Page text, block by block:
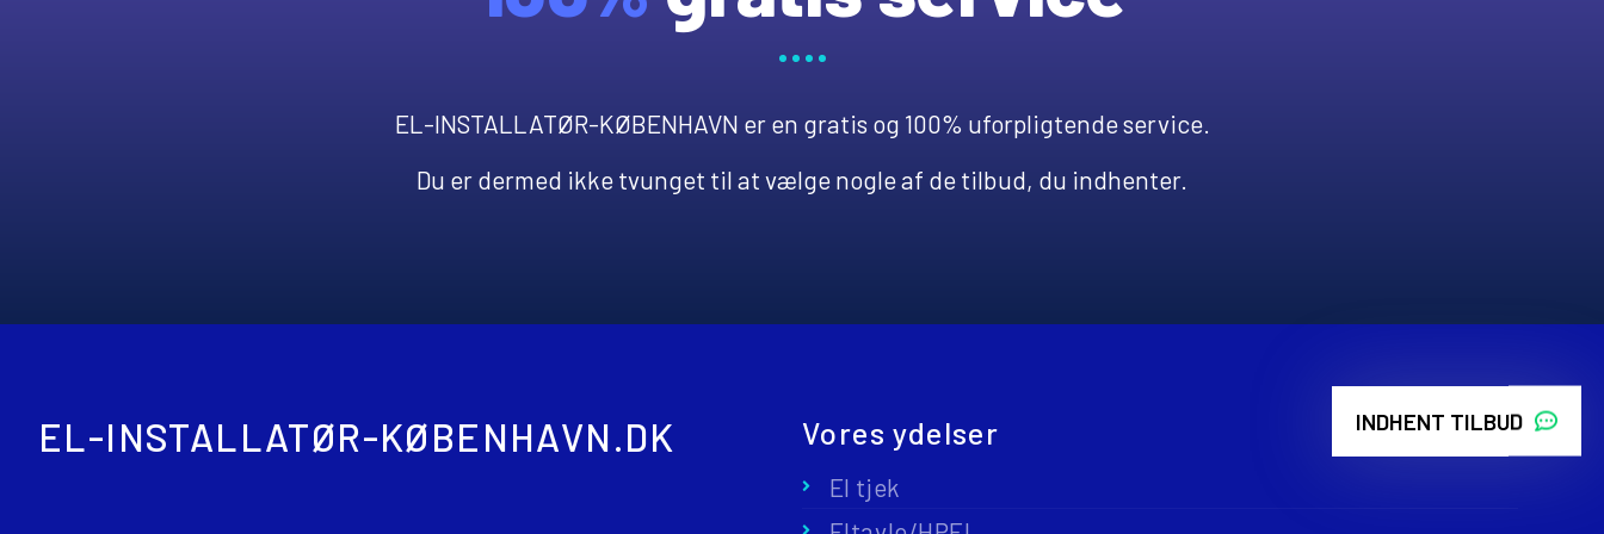
EL-INSTALLATØR-KØBENHAVN er en gratis og 100% uforpligtende service.
Du er dermed ikke tvunget til at vælge nogle af de tilbud, du indhenter.
EL-INSTALLATØR-KØBENHAVN.DK Vores ydelser
El tjek
INDHENT TILBUD